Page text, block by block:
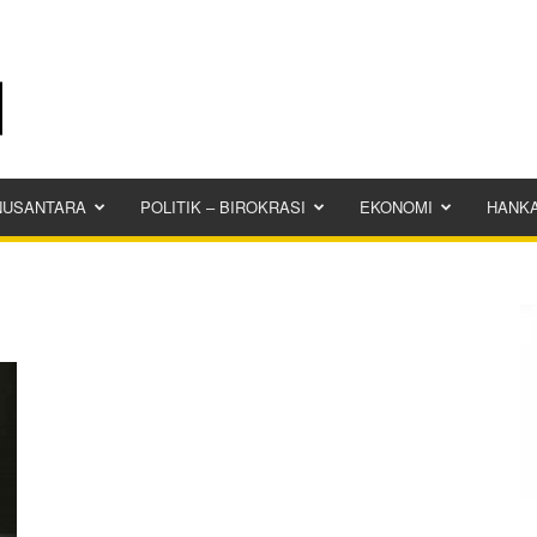
POLITIK – BIROKRASI EKONOMI